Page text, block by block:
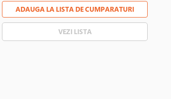
ADAUGA LA LISTA DE CUMPARATURI
VEZI LISTA